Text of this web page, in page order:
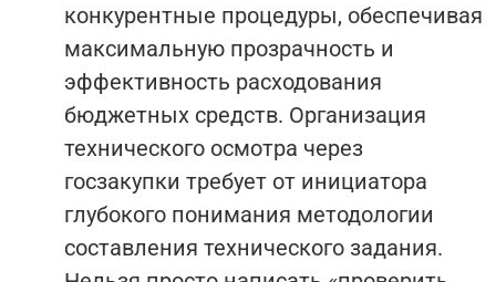
конкурентные процедуры, обеспечивая
максимальную прозрачность и
эффективность расходования
бюджетных средств. Организация
технического осмотра через
госзакупки требует от инициатора
глубокого понимания методологии
составления технического задания.